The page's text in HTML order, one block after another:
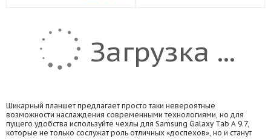
Загрузка ...
Шикарный планшет предлагает просто таки невероятные
возможности наслаждения современными технологиями, но для
пущего удобства используйте чехлы для Samsung Galaxy Tab A 9.7,
которые не только сослужат роль отличных «доспехов», но и станут